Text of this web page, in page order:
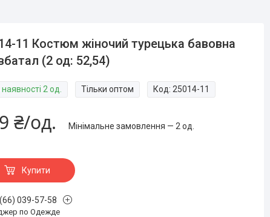
11 Костюм жіночий турецька бавовна
(2 од: 52,54)
наявності 2 од. Тільки оптом Код: 25014-11
₴/од. Мінімальне замовлення — 2 од.
Купити
039-57-58
по Одежде